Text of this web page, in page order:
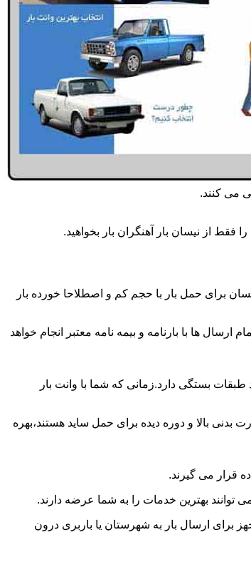
می کنند.
از نیسان بار آهنگران بار بخواهید.
بار با تناژ زیر 2 تن معمولا از نیسان استفاده می شود.نیسان برای حمل بار با حجم کم و اصطلاحا خورده بار
ها با بارنامه و بیمه نامه معتبر انجام خواهد
بستگی دارد.زمانی که شما با وانت بار
بالا و دوره دیده برای حمل ساید هستند،بهره
قرار می گیرند.
توانند بهترین خدمات را به شما عرضه دارند.
برای ارسال بار به شهرستان یا باربری درون